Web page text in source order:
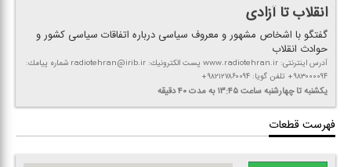
انقلاب تا آزادی
گفتگو با اشخاص مشهور و معروف سیاسی درباره اتفاقات سیاسی كشور و
حوادث انقلاب
آدرس اینترنتی: www.radiotehran.ir پست الكترونیك: radiotehran@irib.ir شماره پیامك:
۹۸۳۰۰۰۰۹۴+ تلفن گویا: ۹۸۲۱۲۷۸۶۰۰۹۴+
یكشنبه تا چهارشنبهساعت ۱۳:۴۵ به مدت ۴۰ دقیقه
فهرست قطعات